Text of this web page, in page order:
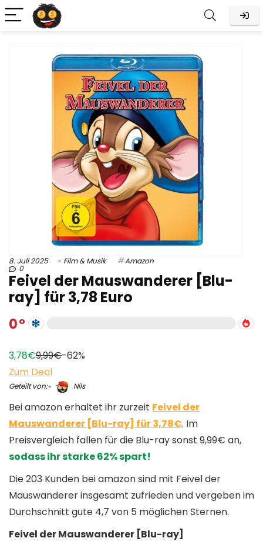
8. Juli 2025 Film & Musik Amazon
0
Feivel der Mauswanderer [Blu-
ray] für 3,78 Euro
0
3,78€9,99€-62%
Zum Deal
Geteilt von: Nils
Bei amazon erhaltet ihr zurzeit Feivel der
Mauswanderer [Blu-ray] für 3,78€. Im
Preisvergleich fallen für die Blu-ray sonst 9,99€ an,
sodass ihr starke 62% spart!
Die 203 Kunden bei amazon sind mit Feivel der
Mauswanderer insgesamt zufrieden und vergeben im
Durchschnitt gute 4,7 von 5 möglichen Sternen.
Feivel der Mauswanderer [Blu-ray]